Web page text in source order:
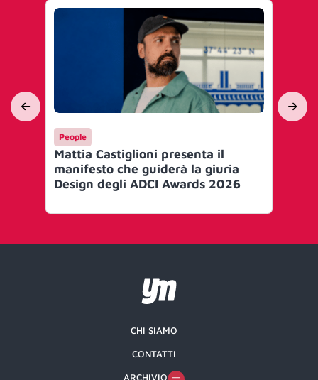
People
Mattia Castiglioni presenta il
manifesto che guiderà la giuria
Design degli ADCI Awards 2026
CHI SIAMO
CONTATTI
ARCHIVIO